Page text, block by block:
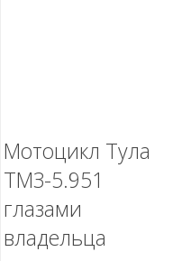
Мотоцикл Тула
ТМЗ-5.951
глазами
владельца